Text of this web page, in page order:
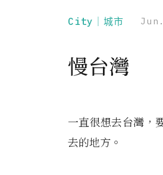
City｜城市
慢台灣
一直很想去台灣，
去的地方。